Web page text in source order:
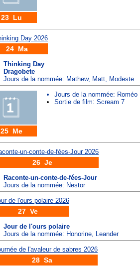
23 Lu
24 Ma
Thinking Day
Dragobete
Jours de la nommée: Mathew, Matt, Modeste
25 Me
Jours de la nommée: Roméo
Sortie de film: Scream 7
26 Je
Raconte-un-conte-de-fées-Jour
Jours de la nommée: Nestor
27 Ve
Jour de l'ours polaire
Jours de la nommée: Honorine, Leander
28 Sa